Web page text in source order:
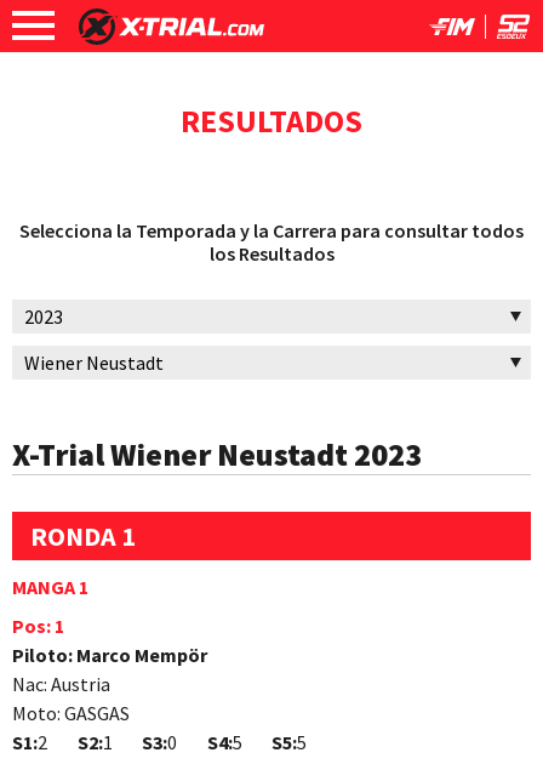
RESULTADOS
Selecciona la Temporada y la Carrera para consultar todos
los Resultados
X-Trial Wiener Neustadt 2023
RONDA 1
MANGA 1
Pos: 1
Piloto: Marco Mempör
Nac: Austria
Moto: GASGAS
S1:2 S2:1 S3:0 S4:5 S5:5